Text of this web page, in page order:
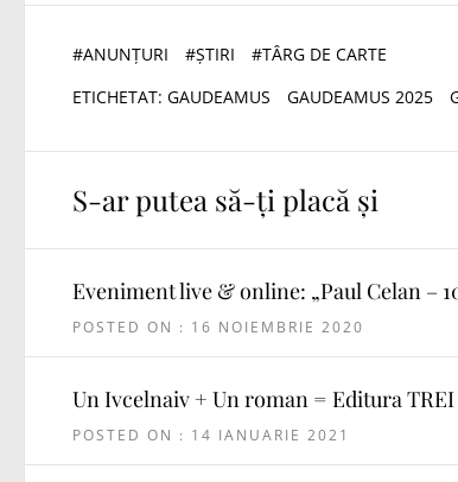
#ANUNȚURI #ȘTIRI #TÂRG DE CARTE
ETICHETAT: GAUDEAMUS GAUDEAMUS 2025
S-ar putea să-ți placă și
Eveniment live & online: „Paul Celan –
POSTED ON : 16 NOIEMBRIE 2020
Un Ivcelnaiv + Un roman = Editura TREI
POSTED ON : 14 IANUARIE 2021